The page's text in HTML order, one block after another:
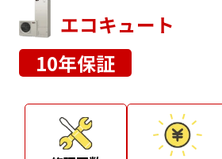
エコキュート
10年保証